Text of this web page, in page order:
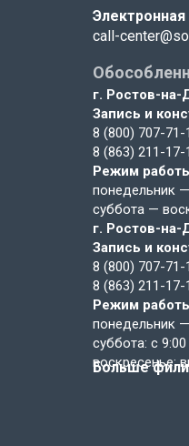
Электронная
call-
г. Ростов-на-
Запись и
8 (800) 707-71-
8 (863) 211-17-
Режим
понедельник
суббота —
г. Ростов-на-
Запись и
8 (800) 707-71-
8 (863) 211-17-
Режим
понедельник
суббота: с
воскресенье:
Больше